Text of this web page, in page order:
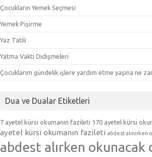
Çocukların Yemek Seçmesi
Yemek Pişirme
Yaz Tatili
Yatma Vakti Didişmeleri
Çocuklarım gündelik işlere yardım etme yaşına ne
Dua ve Dualar Etiketleri
7 ayetel kürsi okumanın fazileti 170 ayetel kürsi
ayetel kürsi okumanın fazileti abdest alınırken
abdest alırken okunacak